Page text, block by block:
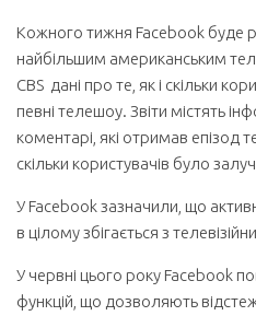
Кожного тижня Facebook буде
найбільшим американським
CBS дані про те, як і скільки
певні телешоу. Звіти містять
коментарі, які отримав епізод
скільки користувачів було
У Facebook зазначили, що
в цілому збігається з
У червні цього року Facebook
функцій, що дозволяють